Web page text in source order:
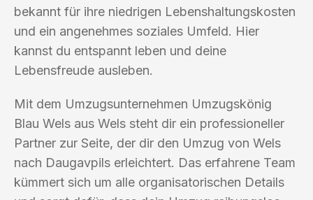
bekannt für ihre niedrigen Lebenshaltungskosten
und ein angenehmes soziales Umfeld. Hier
kannst du entspannt leben und deine
Lebensfreude ausleben.
Mit dem Umzugsunternehmen Umzugskönig
Blau Wels aus Wels steht dir ein professioneller
Partner zur Seite, der dir den Umzug von Wels
nach Daugavpils erleichtert. Das erfahrene Team
kümmert sich um alle organisatorischen Details